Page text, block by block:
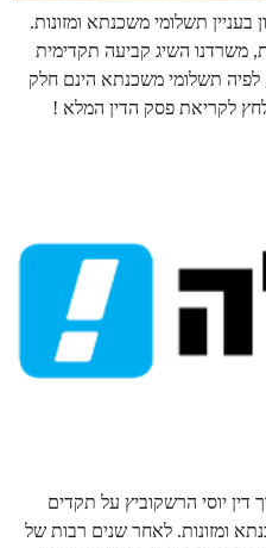
תשלומי משכנתא ומזונות.
משרדנו השיג קביעה תקדימית
לפיה תשלומי משכנתא הינם חלק
לקריאת פסק הדין המלא !
דין יוסי הרשקוביץ על תקדים
ומזונות. לאחר שנים רבות של